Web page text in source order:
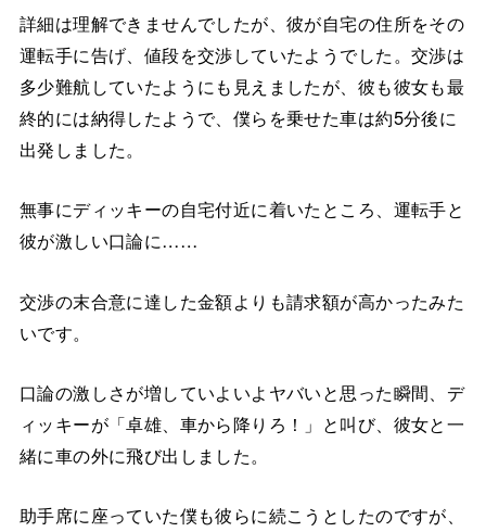
詳細は理解できませんでしたが、彼が自宅の住所をその
運転手に告げ、値段を交渉していたようでした。交渉は
多少難航していたようにも見えましたが、彼も彼女も最
終的には納得したようで、僕らを乗せた車は約5分後に
出発しました。
無事にディッキーの自宅付近に着いたところ、運転手と
彼が激しい口論に……
交渉の末合意に達した金額よりも請求額が高かったみた
いです。
口論の激しさが増していよいよヤバいと思った瞬間、デ
ィッキーが「卓雄、車から降りろ！」と叫び、彼女と一
緒に車の外に飛び出しました。
助手席に座っていた僕も彼らに続こうとしたのですが、